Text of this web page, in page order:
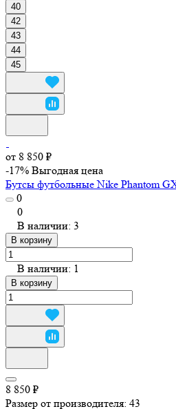
40
42
43
44
45
от 8 850 ₽
-17% Выгодная цена
Бутсы футбольные Nike Phantom
0
0
В наличии: 3
В корзину
В наличии: 1
В корзину
8 850 ₽
Размер от производителя: 43